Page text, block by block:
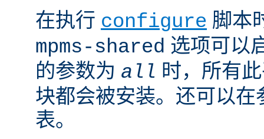
在执行 configure 脚本
mpms-shared 选项可以
的参数为 all 时，所有
块都会被安装。还可以在
表。